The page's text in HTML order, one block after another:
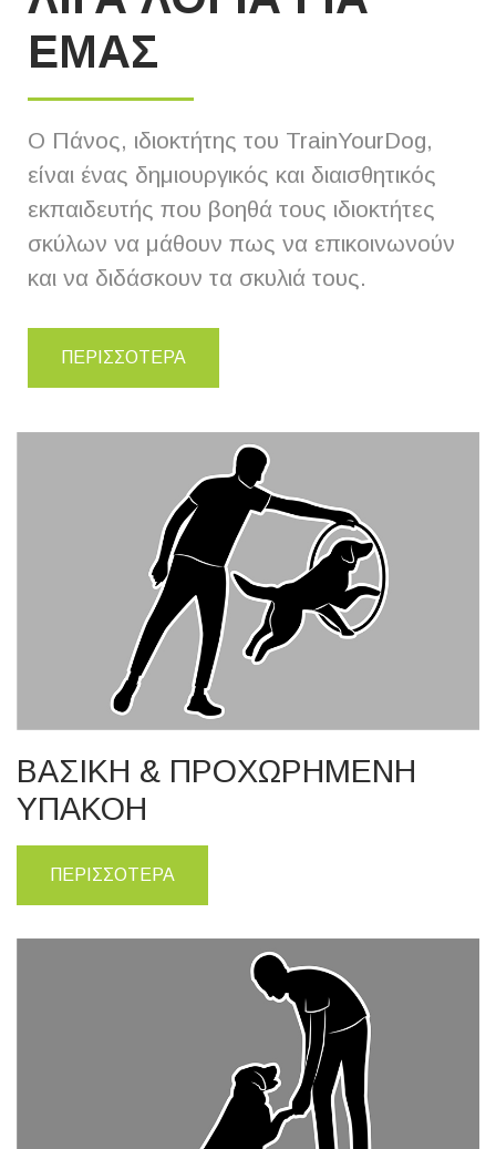
ΕΜΑΣ
Ο Πάνος, ιδιοκτήτης του TrainYourDog,
είναι ένας δημιουργικός και διαισθητικός
εκπαιδευτής που βοηθά τους ιδιοκτήτες
σκύλων να μάθουν πως να επικοινωνούν
και να διδάσκουν τα σκυλιά τους.
ΠΕΡΙΣΣΟΤΕΡΑ
ΒΑΣΙΚΗ & ΠΡΟΧΩΡΗΜΕΝΗ
ΥΠΑΚΟΗ
ΠΕΡΙΣΣΟΤΕΡΑ